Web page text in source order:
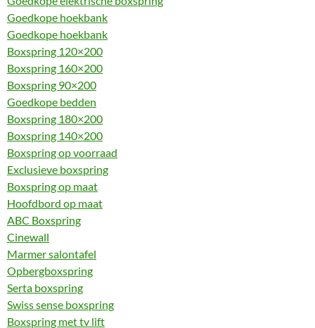
Goedkope hoekbank
Goedkope hoekbank
Boxspring 120×200
Boxspring 160×200
Boxspring 90×200
Goedkope bedden
Boxspring 180×200
Boxspring 140×200
Boxspring op voorraad
Exclusieve boxspring
Boxspring op maat
Hoofdbord op maat
ABC Boxspring
Cinewall
Marmer salontafel
Opbergboxspring
Serta boxspring
Swiss sense boxspring
Boxspring met tv lift